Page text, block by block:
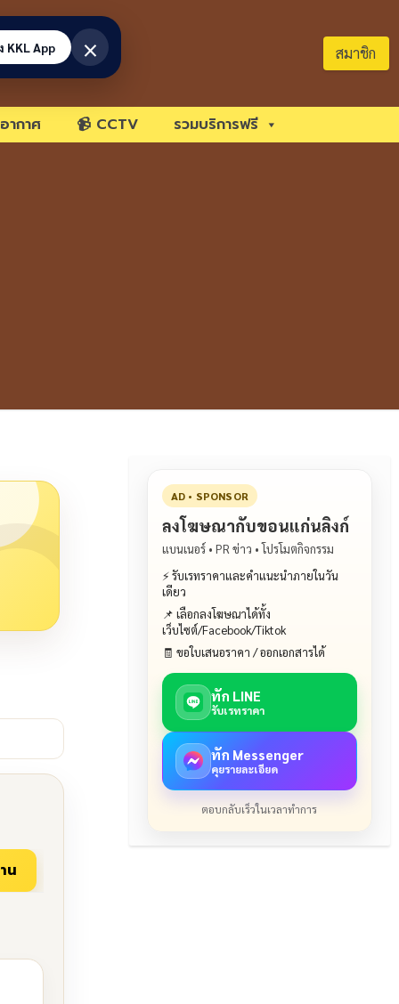
สมาชิก
ากาศ 📹 CCTV รวมบริการฟรี
AD • SPONSOR
ลงโฆษณากับขอนแก่นลิงก์
แบนเนอร์ • PR ข่าว • โปรโมตกิจกรรม
⚡ รับเรทราคาและคำแนะนำภายในวัน
เดียว
📌 เลือกลงโฆษณาได้ทั้ง
เว็บไซต์/Facebook/Tiktok
🧾 ขอใบเสนอราคา / ออกเอกสารได้
ทัก LINE
รับเรทราคา
ทัก Messenger
คุยรายละเอียด
ตอบกลับเร็วในเวลาทำการ
KKL App ×